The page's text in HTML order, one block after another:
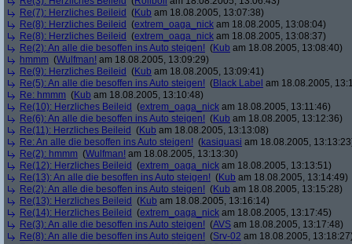
Re(7): Herzliches Beileid (Kub am 18.08.2005, 13:07:38)
Re(8): Herzliches Beileid (extrem_oaga_nick am 18.08.2005, 13:08:04)
Re(8): Herzliches Beileid (extrem_oaga_nick am 18.08.2005, 13:08:37)
Re(2): An alle die besoffen ins Auto steigen! (Kub am 18.08.2005, 13:08:40)
hmmm (Wulfman! am 18.08.2005, 13:09:29)
Re(9): Herzliches Beileid (Kub am 18.08.2005, 13:09:41)
Re(5): An alle die besoffen ins Auto steigen! (Black Label am 18.08.2005,
Re: hmmm (Kub am 18.08.2005, 13:10:48)
Re(10): Herzliches Beileid (extrem_oaga_nick am 18.08.2005, 13:11:46)
Re(6): An alle die besoffen ins Auto steigen! (Kub am 18.08.2005, 13:12:36)
Re(11): Herzliches Beileid (Kub am 18.08.2005, 13:13:08)
Re: An alle die besoffen ins Auto steigen! (kasiquasi am 18.08.2005,
Re(2): hmmm (Wulfman! am 18.08.2005, 13:13:30)
Re(12): Herzliches Beileid (extrem_oaga_nick am 18.08.2005, 13:13:51)
Re(13): An alle die besoffen ins Auto steigen! (Kub am 18.08.2005, 13:14:49)
Re(2): An alle die besoffen ins Auto steigen! (Kub am 18.08.2005, 13:15:28)
Re(13): Herzliches Beileid (Kub am 18.08.2005, 13:16:14)
Re(14): Herzliches Beileid (extrem_oaga_nick am 18.08.2005, 13:17:45)
Re(3): An alle die besoffen ins Auto steigen! (AVS am 18.08.2005, 13:17:48)
Re(8): An alle die besoffen ins Auto steigen! (Srv-02 am 18.08.2005,